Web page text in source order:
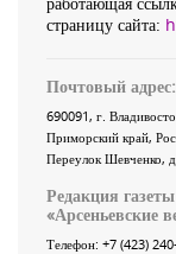
страницу сайта:
Почтовый адрес:
690091, г.
Приморский край,
Переулок Шевченко,
Редакция газеты
«Арсеньевские
Телефон: +7 (423)